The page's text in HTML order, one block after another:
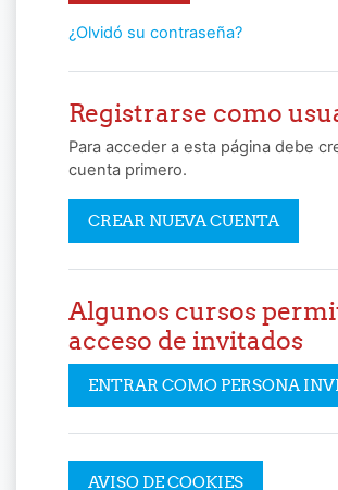
¿Olvidó su contraseña?
Registrarse como
Para acceder a esta página debe
cuenta primero.
CREAR NUEVA CUENTA
Algunos cursos
acceso de invitados
ENTRAR COMO PERSONA
AVISO DE COOKIES